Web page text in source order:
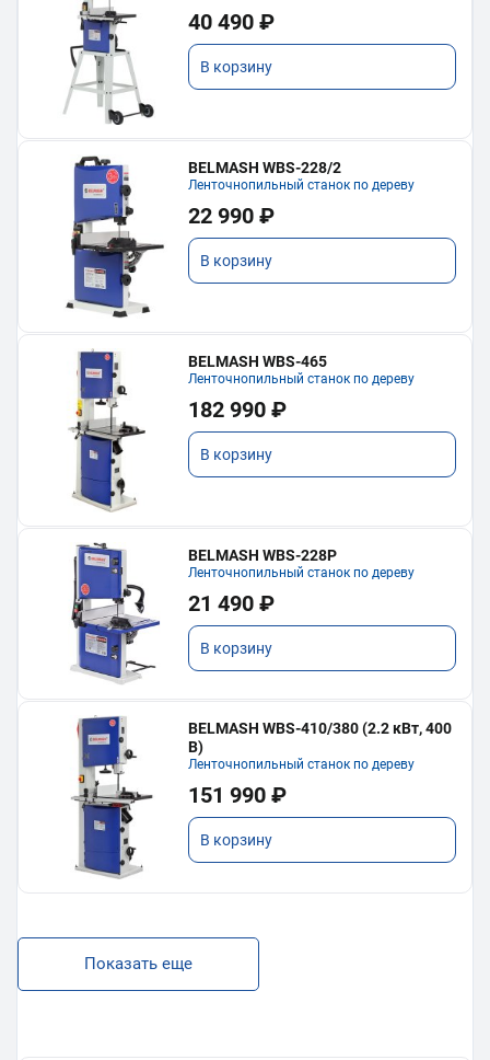
40 490 ₽
В корзину
BELMASH WBS-228/2
Ленточнопильный станок по дереву
22 990 ₽
В корзину
BELMASH WBS-465
Ленточнопильный станок по дереву
182 990 ₽
В корзину
BELMASH WBS-228P
Ленточнопильный станок по дереву
21 490 ₽
В корзину
BELMASH WBS-410/380 (2.2 кВт, 400
В)
Ленточнопильный станок по дереву
151 990 ₽
В корзину
Показать еще